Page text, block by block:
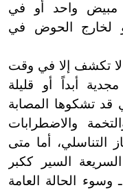
واحد أو في
لخارج الحوض في
تكشف إلا في وقت
أبداً أو قليلة
قد تشكوها المصابة
والاضطرابات
التناسلي، أما متى
السير ككبر
الحالة العامة